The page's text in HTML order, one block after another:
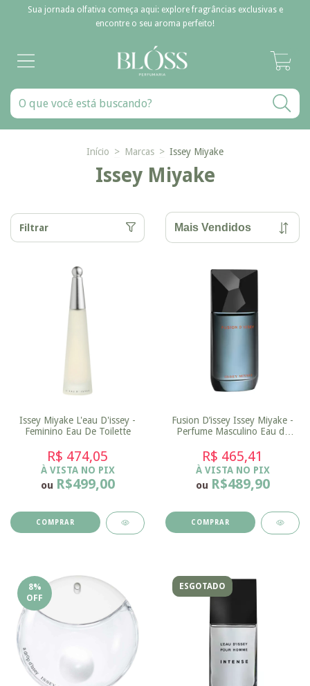
Sua jornada olfativa começa aqui: explore fragrâncias exclusivas e
encontre o seu aroma perfeito!
Início > Marcas > Issey Miyake
Issey Miyake
Filtrar
Issey Miyake L'eau D'issey -
Feminino Eau De Toilette
R$ 474,05
À VISTA NO PIX
ou R$499,00
COMPRAR
Fusion D’issey Issey Miyake -
Perfume Masculino Eau de
R$ 465,41
À VISTA NO PIX
ou R$489,90
COMPRAR
8%
OFF
ESGOTADO